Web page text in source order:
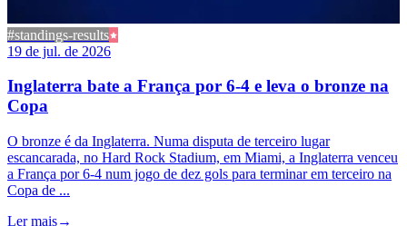
#standings-results
19 de jul. de 2026
Inglaterra bate a França por 6-4 e leva o bronze na
Copa
O bronze é da Inglaterra. Numa disputa de terceiro lugar
escancarada, no Hard Rock Stadium, em Miami, a Inglaterra venceu
a França por 6-4 num jogo de dez gols para terminar em terceiro na
Copa de ...
Ler mais→